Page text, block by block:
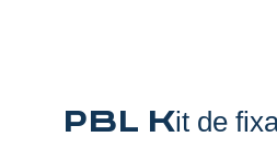
PBL Kit de